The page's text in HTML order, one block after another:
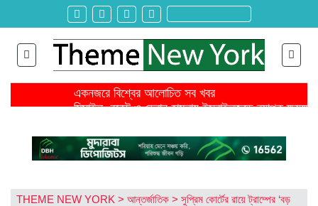
একনজরে বিশ্বের আলোচিত সব খবর
মিসাইল, রকেট ও ড্রোন হামলায় ইসরাইলজুড়ে ব্যাপক
ঐকমত্য কমিশনের বৈঠক থেকে বিএনপির ওয়াকআউট
এনসিপির সমাবেশে ছোটাছুটি, ড্রোনকে মিসাইল ভেবে গুজব
তৌকিরের সাথে সেদিন কী হয়েছিল বিমান দুর্ঘটনার আগে?
THEME NEW YORK > আন্তর্জাতিক > সুপ্রিম কোর্টের রায়ে ট্রাম্পের ‘বড়